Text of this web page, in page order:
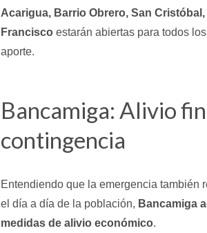
Acarigua, Barrio Obrero, San
Francisco estarán abiertas para todos
aporte.
Bancamiga: Alivio
contingencia
Entendiendo que la emergencia también
el día a día de la población, Bancamiga
medidas de alivio económico.